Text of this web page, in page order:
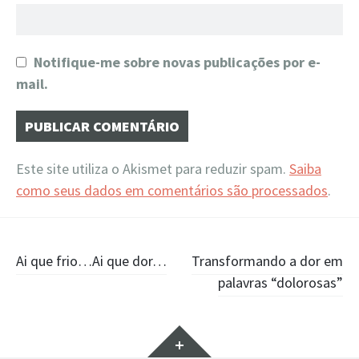
Notifique-me sobre novas publicações por e-
mail.
Este site utiliza o Akismet para reduzir spam. Saiba
como seus dados em comentários são processados.
Navegação
Ai que frio…Ai que dor…
Transformando a dor em
palavras “dolorosas”
Widgets